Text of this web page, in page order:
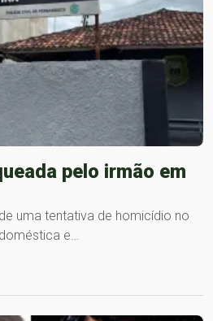
pelo irmão em
uma tentativa de homicídio no
e…